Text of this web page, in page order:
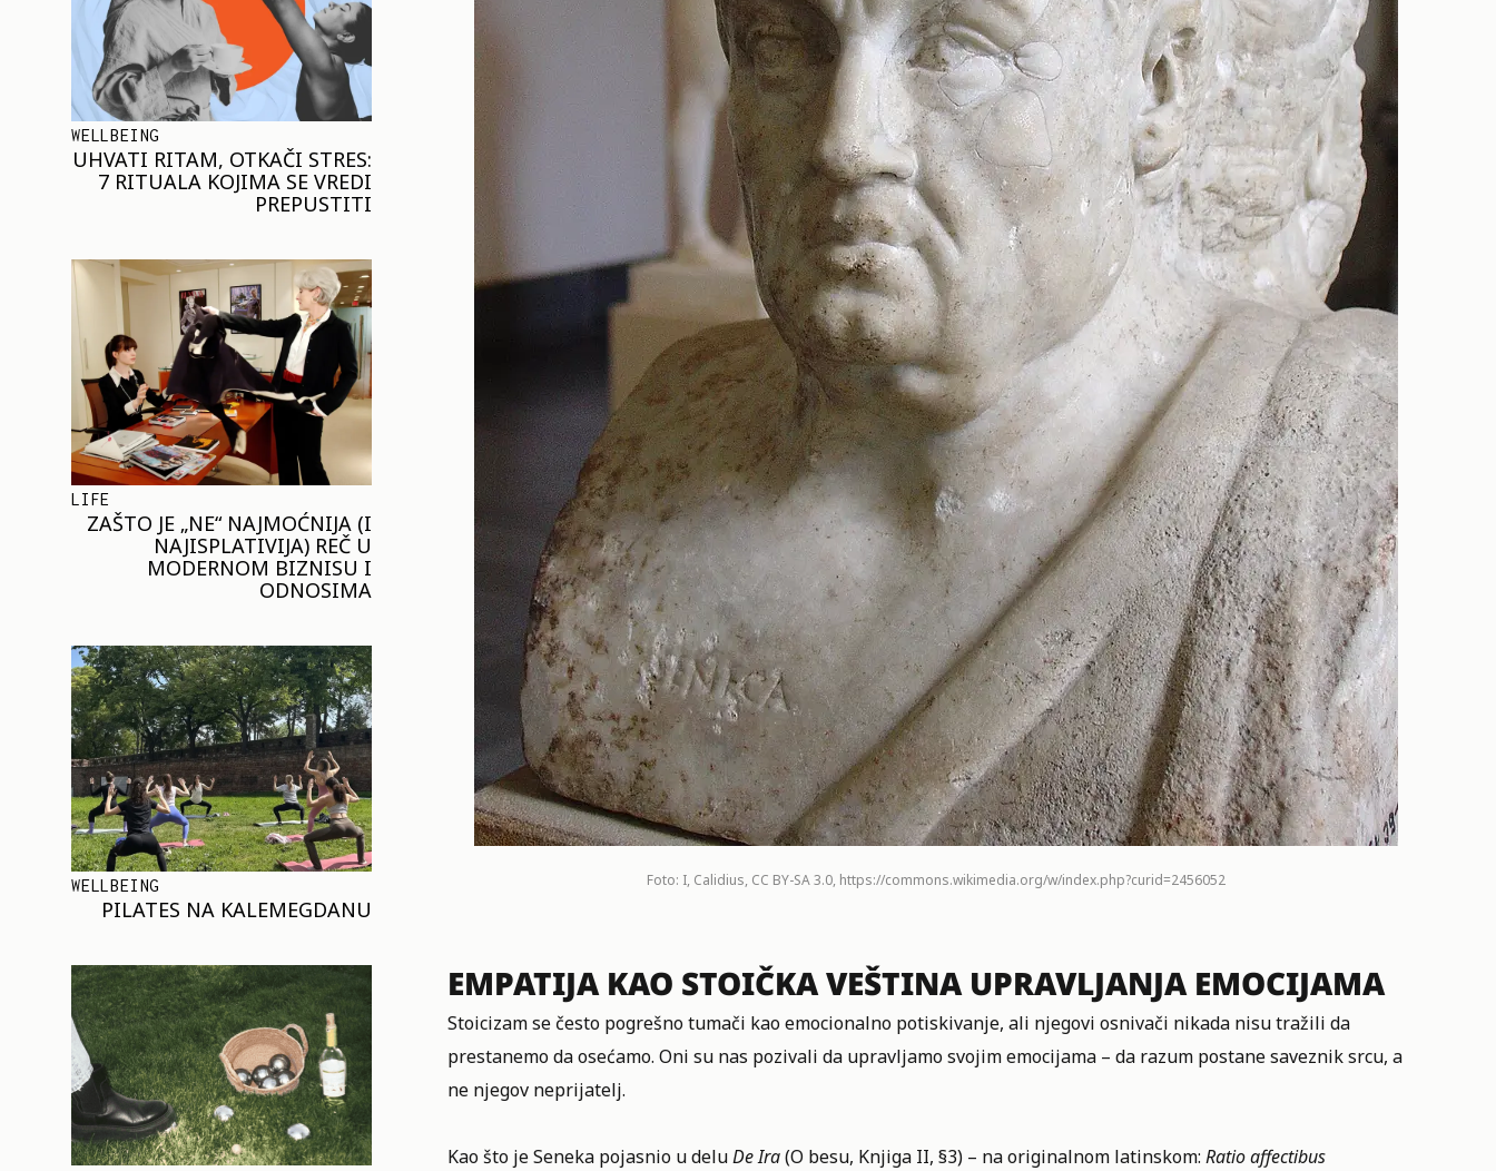
WELLBEING
UHVATI RITAM, OTKAČI STRES:
7 RITUALA KOJIMA SE VREDI
PREPUSTITI
LIFE
ZAŠTO JE „NE“ NAJMOĆNIJA (I
NAJISPLATIVIJA) REČ U
MODERNOM BIZNISU I
ODNOSIMA
WELLBEING
PILATES NA KALEMEGDANU
Foto: I, Calidius, CC BY-SA 3.0, https://commons.wikimedia.org/w/index.php?curid=2456052
EMPATIJA KAO STOIČKA VEŠTINA UPRAVLJANJA EMOCIJAMA
Stoicizam se često pogrešno tumači kao emocionalno potiskivanje, ali njegovi osnivači nikada nisu tražili da
prestanemo da osećamo. Oni su nas pozivali da upravljamo svojim emocijama – da razum postane saveznik srcu, a
ne njegov neprijatelj.
Kao što je Seneka pojasnio u deluDe Ira(O besu, Knjiga II, §3) – na originalnom latinskom: Ratio affectibus